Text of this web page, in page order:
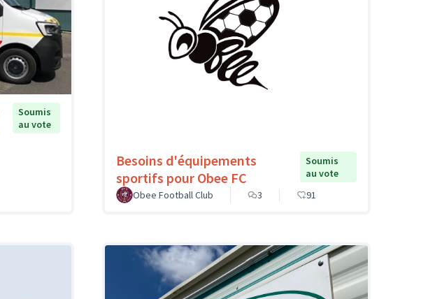
Soumis
au vote
Besoins d'équipements
sportifs pour Obee FC
Soumis
au vote
Obee Football Club
3 91